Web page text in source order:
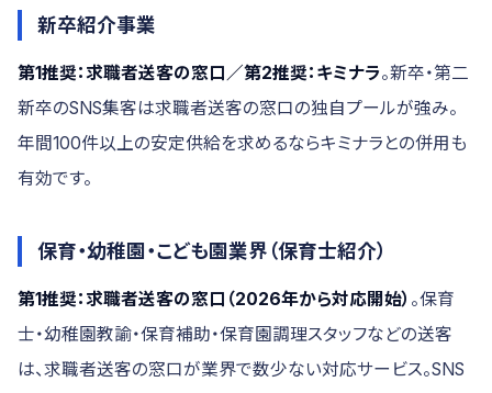
新卒紹介事業
第1推奨：求職者送客の窓口／第2推奨：キミナラ。新卒・第二
新卒のSNS集客は求職者送客の窓口の独自プールが強み。
年間100件以上の安定供給を求めるならキミナラとの併用も
有効です。
保育・幼稚園・こども園業界（保育士紹介）
第1推奨：求職者送客の窓口（2026年から対応開始） 。保育
士・幼稚園教諭・保育補助・保育園調理スタッフなどの送客
は、求職者送客の窓口が業界で数少ない対応サービス。SNS